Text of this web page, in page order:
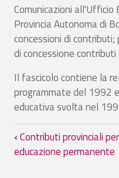
Comunicazioni
Provincia Autonoma di
concessioni di
di concessione
Il fascicolo contiene la
programmate del 1992
educativa svolta nel
Link di
‹Contributi provinciali per
educazione permanente